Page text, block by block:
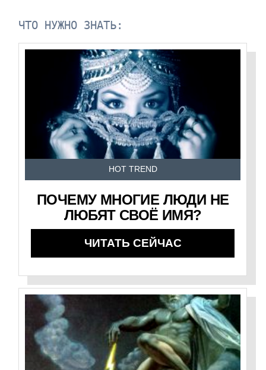
ЧТО НУЖНО ЗНАТЬ:
HOT TREND
ПОЧЕМУ МНОГИЕ ЛЮДИ НЕ
ЛЮБЯТ СВОЁ ИМЯ?
ЧИТАТЬ СЕЙЧАС